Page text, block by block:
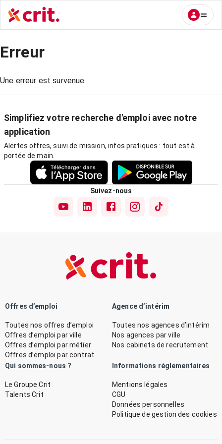
Erreur
Une erreur est survenue.
Simplifiez votre recherche d'emploi avec notre
application
Alertes offres, suivi de mission, infos pratiques : tout est à
portée de main.
Suivez-nous
Offres d’emploi
Toutes nos offres d’emploi
Offres d’emploi par ville
Offres d’emploi par métier
Offres d’emploi par contrat
Agence d’intérim
Toutes nos agences d’intérim
Nos agences par ville
Nos cabinets de recrutement
Qui sommes-nous ?
Le Groupe Crit
Talents Crit
Informations réglementaires
Mentions légales
CGU
Données personnelles
Politique de gestion des cookies